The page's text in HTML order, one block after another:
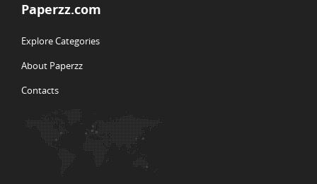
Paperzz.com
Explore Categories
About Paperzz
Contacts